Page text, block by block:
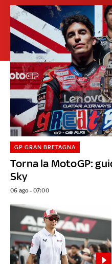
Torna la MotoGP:
Sky
GP GRAN BRETAGNA
06 ago - 07:00